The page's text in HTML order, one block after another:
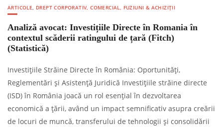
ARTICOLE, DREPT CORPORATIV, COMERCIAL, FUZIUNI & ACHIZIȚII
Analiză avocat: Investițiile Directe în Romania în
contextul scăderii ratingului de țară (Fitch)
(Statistică)
Investițiile Străine Directe în România: Oportunități,
Reglementări și Asistență Juridică Investițiile străine directe
(ISD) în România joacă un rol esențial în dezvoltarea
economică a țării, având un impact semnificativ asupra creării
de locuri de muncă, transferului de tehnologii și consolidării